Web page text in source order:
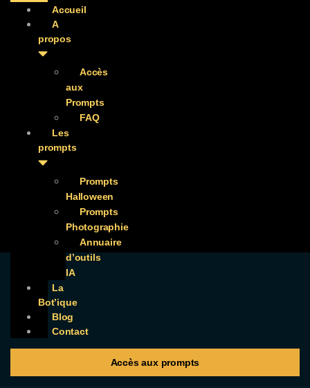
Accueil
A
propos
Accès
aux
Prompts
FAQ
Les
prompts
Prompts
Halloween
Prompts
Photographie
Annuaire
d’outils
IA
La
Bot’ique
Blog
Contact
Accès aux prompts